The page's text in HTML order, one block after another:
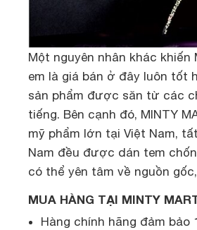
Một nguyên nhân khác khiến
em là giá bán ở đây luôn tốt
sản phẩm được săn từ các
tiếng. Bên cạnh đó, MINTY
mỹ phẩm lớn tại Việt Nam,
Nam đều được dán tem
có thể yên tâm về nguồn
MUA HÀNG TẠI MINTY
Hàng chính hãng đảm